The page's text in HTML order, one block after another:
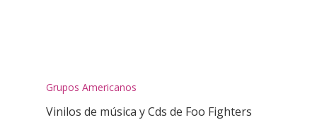
Grupos Americanos
Vinilos de música y Cds de Foo Fighters